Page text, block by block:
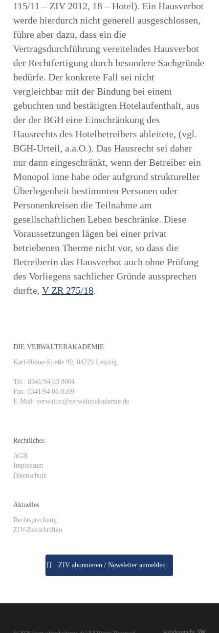
115/11 – ZIV 2012, 18 – Hotel). Ein Hausverbot
werde hierdurch nicht generell ausgeschlossen,
führe aber dazu, dass ein die
Vertragsdurchführung vereitelndes Hausverbot
der Rechtfertigung durch besondere Sachgründe
bedürfe. Der konkrete Fall sei nicht
vergleichbar mit der Bindung bei einem
gebuchten und bestätigten Hotelaufenthalt, aus
der der BGH eine Einschränkung des
Hausrechts des Hotelbetreibers ableitete, (vgl.
BGH-Urteil, a.a.O.). Das Hausrecht sei daher
nur dann eingeschränkt, wenn der Betreiber ein
Monopol inne habe oder aufgrund struktureller
Überlegenheit bestimmten Personen oder
Personenkreisen die Teilnahme am
gesellschaftlichen Leben beschränke. Diese
Voraussetzungen lägen bei einer privat
betriebenen Therme nicht vor, so dass die
Betreiberin das Hausverbot auch ohne Prüfung
des Vorliegens sachlicher Gründe aussprechen
durfte, V ZR 275/18.
DIE VERWALTERAKADEMIE
Karl-Heine-Straße 99, 04229 Leipzig
Tel.: 0341/94 03 8004
Fax: 0341/94 06 0509
E-Mail: verwalter@verwalterakademie.de
Rechtliches
AGB
Impressum
Datenschutz
Aktuelles
Rechtsprechung
ZIV-Zeitschriften
ZIV abonnieren / Newsletter anmelden